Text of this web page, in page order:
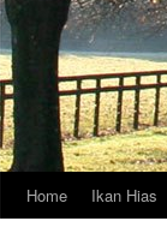
Home Ikan Hias